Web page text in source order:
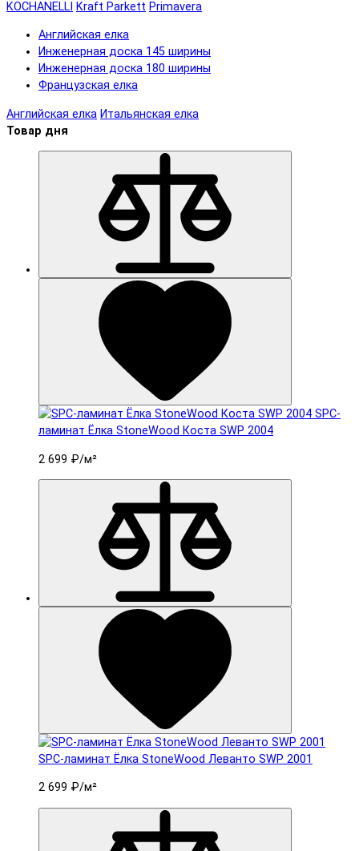
KOCHANELLI Kraft Parkett Primavera
Английская елка
Инженерная доска 145 ширины
Инженерная доска 180 ширины
Французская елка
Английская елка Итальянская елка
Товар дня
SPC-
ламинат Ëлка StoneWood Коста SWP 2004
2 699 ₽/м²
SPC-ламинат Ëлка StoneWood Леванто SWP 2001
2 699 ₽/м²